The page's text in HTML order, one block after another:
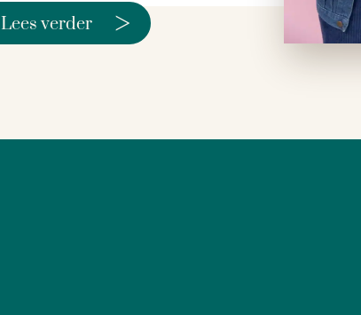
Lees verder >